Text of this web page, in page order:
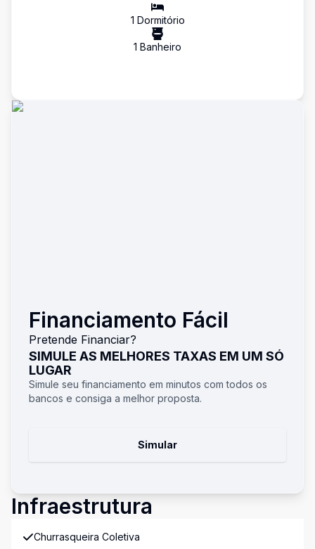
1 Dormitório
1 Banheiro
Financiamento Fácil
Pretende Financiar?
SIMULE AS MELHORES TAXAS EM UM SÓ
LUGAR
Simule seu financiamento em minutos com todos os
bancos e consiga a melhor proposta.
Simular
Infraestrutura
Churrasqueira Coletiva